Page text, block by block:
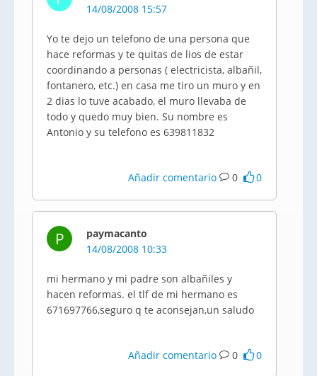
14/08/2008 15:57
Yo te dejo un telefono de una persona que
hace reformas y te quitas de lios de estar
coordinando a personas ( electricista, albañil,
fontanero, etc.) en casa me tiro un muro y en
2 dias lo tuve acabado, el muro llevaba de
todo y quedo muy bien. Su nombre es
Antonio y su telefono es 639811832
Añadir comentario 0 0
P
paymacanto
14/08/2008 10:33
mi hermano y mi padre son albañiles y
hacen reformas. el tlf de mi hermano es
671697766,seguro q te aconsejan,un saludo
Añadir comentario 0 0